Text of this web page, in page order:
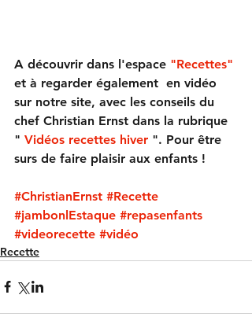
A découvrir dans l'espace "Recettes"
et à regarder également  en vidéo
sur notre site, avec les conseils du
chef Christian Ernst dans la rubrique
" Vidéos recettes hiver ". Pour être
surs de faire plaisir aux enfants !
#ChristianErnst #Recette
#jambonlEstaque #repasenfants
#videorecette #vidéo
Recette